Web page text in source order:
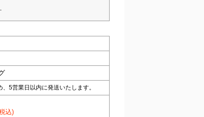
5営業日以内に発送いたします。
込)